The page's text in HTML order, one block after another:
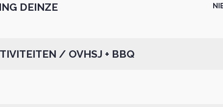
DEINZE
/ OVHSJ + BBQ